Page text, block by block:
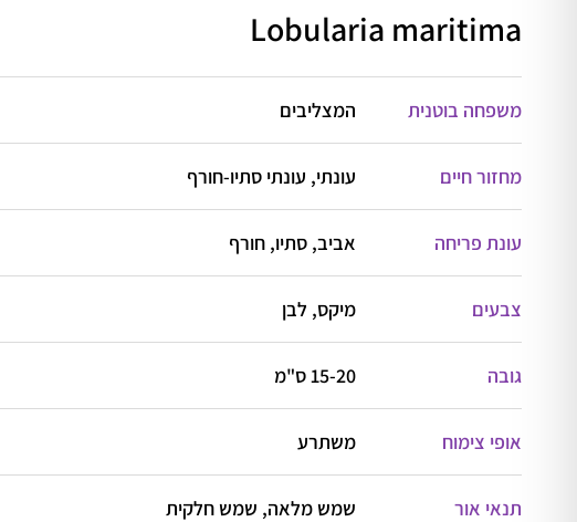
Lobularia maritima
משפחה בוטנית המצליבים
מחזור חיים עונתי, עונתי סתיו-חורף
עונת פריחה אביב, סתיו, חורף
צבעים מיקס, לבן
גובה 15-20 ס"מ
אופי צימוח משתרע
תנאי אור שמש מלאה, שמש חלקית